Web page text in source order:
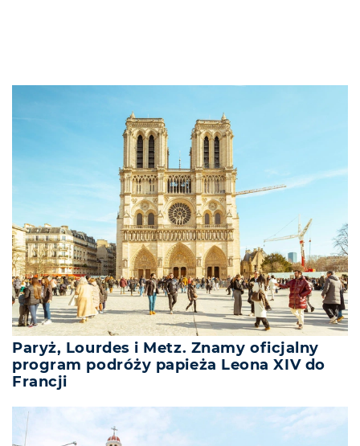
Paryż, Lourdes i Metz. Znamy oficjalny
program podróży papieża Leona XIV do
Francji